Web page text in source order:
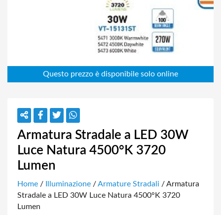
Armatura Stradale a LED 30W
Luce Natura 4500°K 3720
Lumen
Home / Illuminazione /Armature Stradali / Armatura
Stradale a LED 30W Luce Natura 4500°K 3720
Lumen